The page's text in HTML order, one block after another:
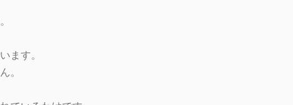
ます。
。